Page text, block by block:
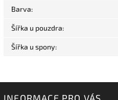
Barva:
Šířka u pouzdra:
Šířka u spony: